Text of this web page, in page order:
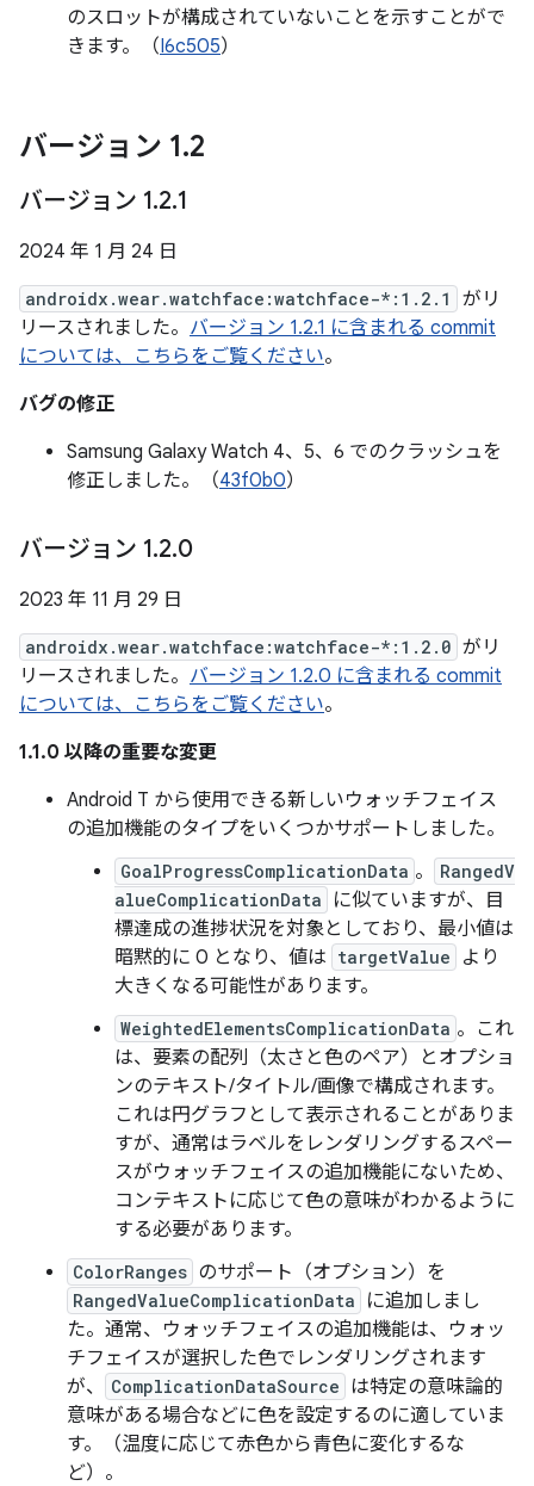
のスロットが構成されていないことを示すことがで
きます。（I6c505）
バージョン 1.2
バージョン 1.2.1
2024 年 1 月 24 日
androidx.wear.watchface:watchface-*:1.2.1
がリ
リースされました。 バージョン 1.2.1 に含まれる commit
については、こちらをご覧ください。
バグの修正
Samsung Galaxy Watch 4、5、6 でのクラッシュを
修正しました。（43f0b0）
バージョン 1.2.0
2023 年 11 月 29 日
androidx.wear.watchface:watchface-*:1.2.0 がリ
リースされました。 バージョン 1.2.0 に含まれる commit
については、こちらをご覧ください。
1.1.0 以降の重要な変更
Android T から使用できる新しいウォッチフェイス
の追加機能のタイプをいくつかサポートしました。
GoalProgressComplicationData 。
RangedV
alueComplicationData
に似ていますが、目
標達成の進捗状況を対象としており、最小値は
暗黙的に 0 となり、値は targetValue
より
大きくなる可能性があります。
WeightedElementsComplicationData 。これ
は、要素の配列（太さと色のペア）とオプショ
ンのテキスト/タイトル/画像で構成されます。
これは円グラフとして表示されることがありま
すが、通常はラベルをレンダリングするスペー
スがウォッチフェイスの追加機能にないため、
コンテキストに応じて色の意味がわかるように
する必要があります。
ColorRanges のサポート（オプション）を
RangedValueComplicationData
に追加しまし
た。通常、ウォッチフェイスの追加機能は、ウォッ
チフェイスが選択した色でレンダリングされます
が、
ComplicationDataSource は特定の意味論的
意味がある場合などに色を設定するのに適していま
す。（温度に応じて赤色から青色に変化するな
ど）。